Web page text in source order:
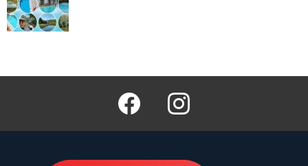
Facebook Instagram